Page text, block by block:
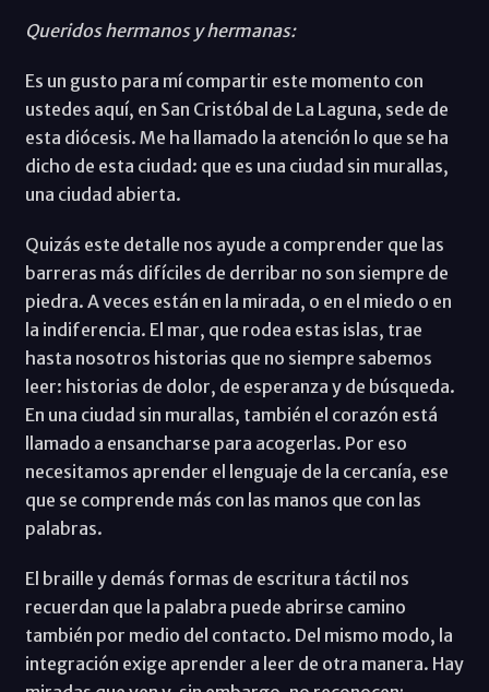
Queridos hermanos y hermanas:
Es un gusto para mí compartir este momento con
ustedes aquí, en San Cristóbal de La Laguna, sede de
esta diócesis. Me ha llamado la atención lo que se ha
dicho de esta ciudad: que es una ciudad sin murallas,
una ciudad abierta.
Quizás este detalle nos ayude a comprender que las
barreras más difíciles de derribar no son siempre de
piedra. A veces están en la mirada, o en el miedo o en
la indiferencia. El mar, que rodea estas islas, trae
hasta nosotros historias que no siempre sabemos
leer: historias de dolor, de esperanza y de búsqueda.
En una ciudad sin murallas, también el corazón está
llamado a ensancharse para acogerlas. Por eso
necesitamos aprender el lenguaje de la cercanía, ese
que se comprende más con las manos que con las
palabras.
El braille y demás formas de escritura táctil nos
recuerdan que la palabra puede abrirse camino
también por medio del contacto. Del mismo modo, la
integración exige aprender a leer de otra manera. Hay